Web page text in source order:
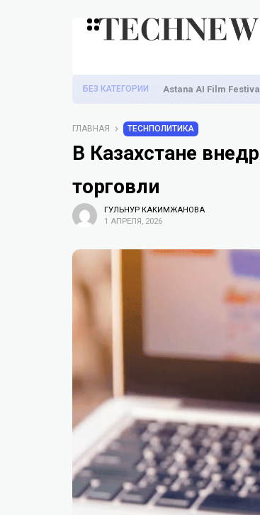
БЕЗ КАТЕГОРИИ Astana AI Film
ГЛАВНАЯ TECHПОЛИТИКА
В Казахстане
торговли
ГУЛЬНУР КАКИМЖАНОВА
1 АПРЕЛЯ, 2026